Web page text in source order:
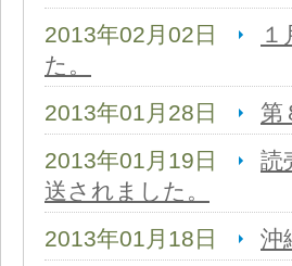
2013年02月02日
た。
2013年01月28日
第
2013年01月19日
読
送されました。
2013年01月18日
沖